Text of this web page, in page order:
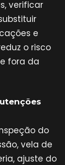
verificar
e
o risco
fora da
do
vela de
ajuste do